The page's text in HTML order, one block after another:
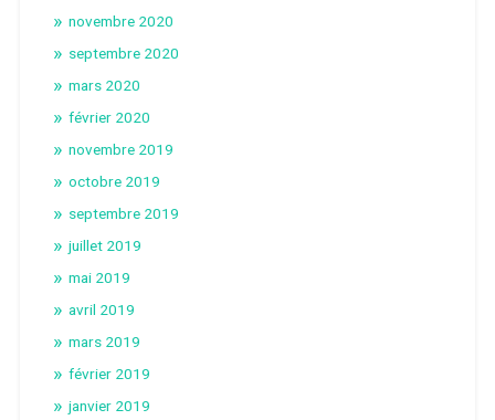
novembre 2020
septembre 2020
mars 2020
février 2020
novembre 2019
octobre 2019
septembre 2019
juillet 2019
mai 2019
avril 2019
mars 2019
février 2019
janvier 2019